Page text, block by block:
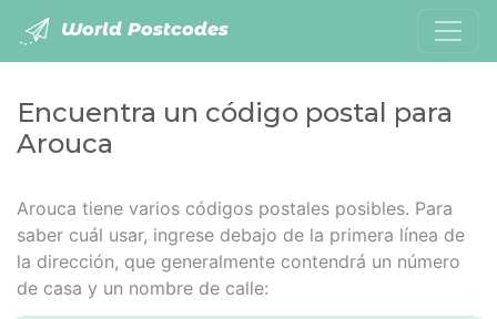
World Postcodes
Encuentra un código postal para
Arouca
Arouca tiene varios códigos postales posibles. Para
saber cuál usar, ingrese debajo de la primera línea de
la dirección, que generalmente contendrá un número
de casa y un nombre de calle: